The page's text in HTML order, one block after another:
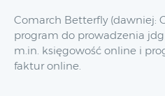
Comarch Betterfly (dawniej:
program do prowadzenia
m.in. księgowość online i
faktur online.